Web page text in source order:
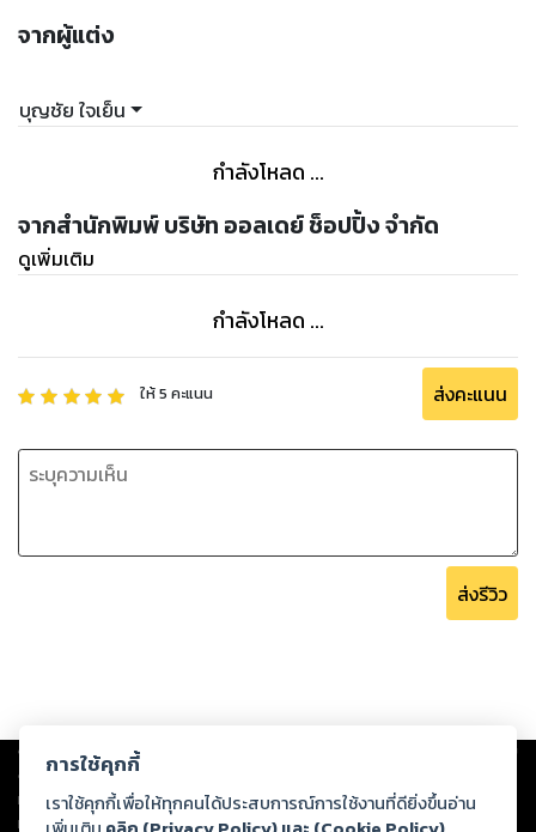
เสนอบางส่วนที่น่าสนใจ ดังนี้
จากผู้แต่ง
บุญชัย ใจเย็น
กำลังโหลด ...
จากสำนักพิมพ์ บริษัท ออลเดย์ ช็อปปิ้ง จำกัด
ดูเพิ่มเติม
กำลังโหลด ...
ให้5 คะแนน ส่งคะแนน
ส่งรีวิว
Copyright © 2026
ต่อผลงานหรือเนื้อหาใดที่อัปโหลดผ่านเว็บไซต์และปรากฏว่าละเมิดสิทธิใน
ทรัพย์สินทางปัญญาของบุคคลอื่นหรือขัดต่อกฎหมายและศีลธรรม ดังนั้น ผู้อ่าน
ทุกท่านโปรดใช้วิจารณญาณในการกลั่นกรองด้วยตนเอง และหากท่านพบว่าส่วน
การใช้คุกกี้
เราใช้คุกกี้เพื่อให้ทุกคนได้ประสบการณ์การใช้งานที่ดียิ่งขึ้นอ่าน